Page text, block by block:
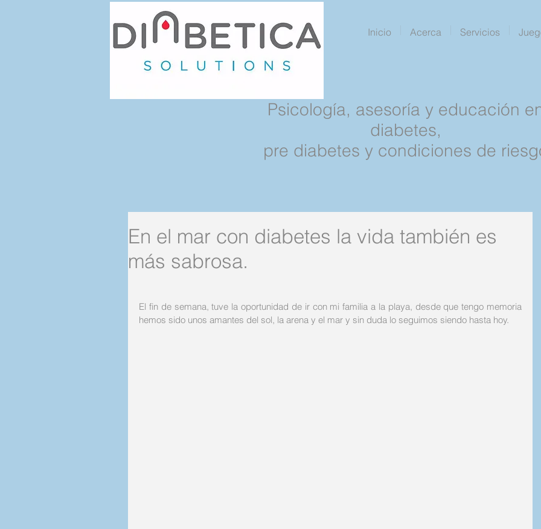
Inicio Acerca Servicios
Psicología, asesoría y educación
diabetes,
pre diabetes y condiciones de
En el mar con diabetes la vida también es
más sabrosa.
El fin de semana, tuve la oportunidad de ir con mi familia a la playa, desde que tengo memoria
hemos sido unos amantes del sol, la arena y el mar y sin duda lo seguimos siendo hasta hoy.